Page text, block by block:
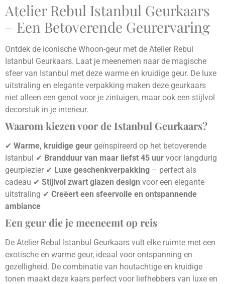
Atelier Rebul Istanbul Geurkaars
– Een Betoverende Geurervaring
Ontdek de iconische Whoon-geur met de Atelier Rebul
Istanbul Geurkaars. Laat je meenemen naar de magische
sfeer van Istanbul met deze warme en kruidige geur. De luxe
uitstraling en elegante verpakking maken deze geurkaars
niet alleen een genot voor je zintuigen, maar ook een stijlvol
decorstuk in je interieur.
Waarom kiezen voor de Istanbul Geurkaars?
✔ Warme, kruidige geur geïnspireerd op het betoverende
Istanbul ✔ Brandduur van maar liefst 45 uur voor langdurig
geurplezier ✔ Luxe geschenkverpakking – perfect als
cadeau ✔ Stijlvol zwart glazen design voor een elegante
uitstraling ✔ Creëert een sfeervolle en ontspannende
ambiance
Een geur die je meeneemt op reis
De Atelier Rebul Istanbul Geurkaars vult elke ruimte met een
exotische en warme geur, ideaal voor ontspanning en
gezelligheid. De combinatie van houtachtige en kruidige
tonen maakt deze kaars perfect voor liefhebbers van luxe en